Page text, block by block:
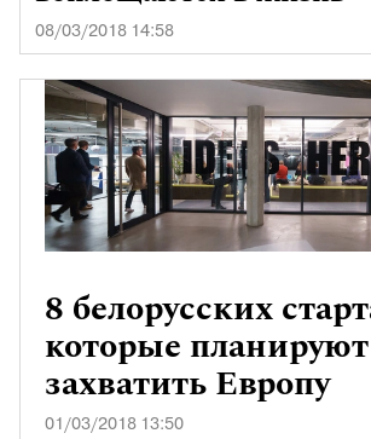
08/03/2018 14:58
8 белорусских
которые планируют
захватить Европу
01/03/2018 13:50